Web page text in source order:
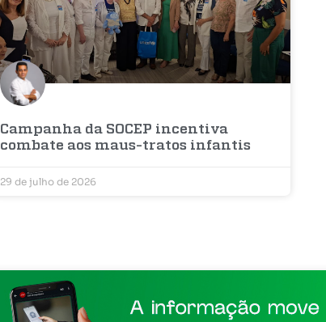
Campanha da SOCEP incentiva
combate aos maus-tratos infantis
29 de julho de 2026